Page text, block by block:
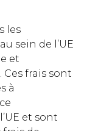
les
sein de l’UE
et
frais sont
à
et sont